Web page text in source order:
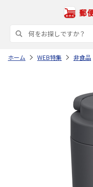
ホーム WEB特集 非食品